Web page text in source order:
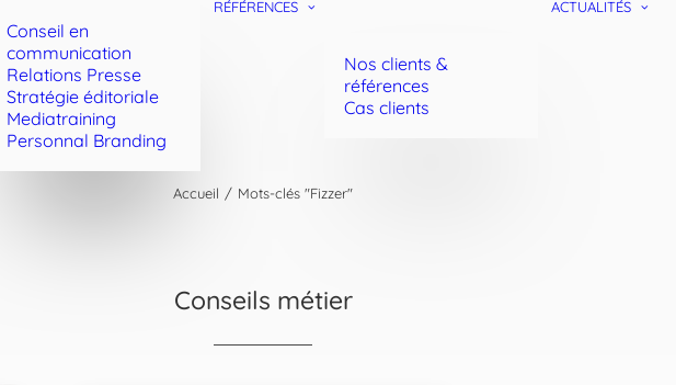
Conseil en
communication
Relations Presse
Stratégie éditoriale
Mediatraining
Personnal Branding
RÉFÉRENCES
Nos clients &
références
Cas clients
ACTUALITÉS
Accueil Mots-clés "Fizzer"
Conseils métier